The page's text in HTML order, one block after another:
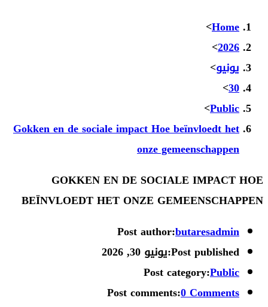
Gokken en de sociale impact
GOKKEN EN DE
BEÏNVLOEDT HET ONZE
Post
30, 2026
Post